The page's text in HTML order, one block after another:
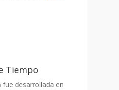
Tiempo
fue desarrollada en